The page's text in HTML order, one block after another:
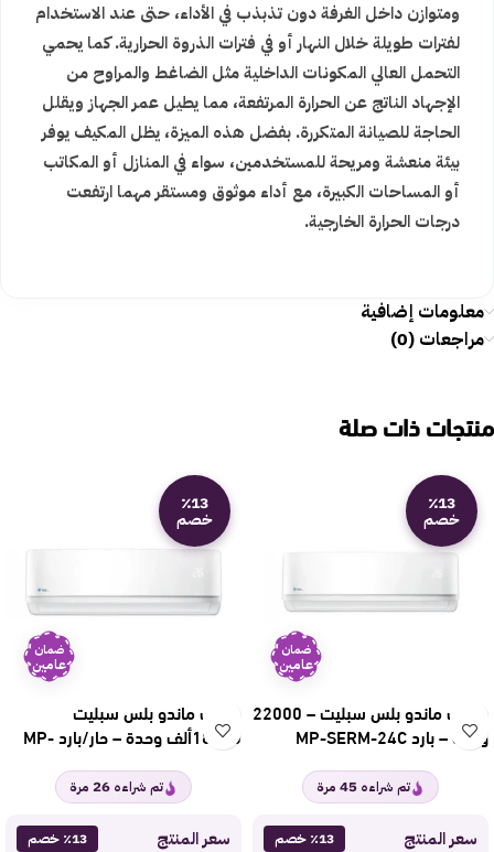
ومتوازن داخل الغرفة دون تذبذب في الأداء، حتى عند الاستخدام
لفترات طويلة خلال النهار أو في فترات الذروة الحرارية. كما يحمي
التحمل العالي المكونات الداخلية مثل الضاغط والمراوح من
الإجهاد الناتج عن الحرارة المرتفعة، مما يطيل عمر الجهاز ويقلل
الحاجة للصيانة المتكررة. بفضل هذه الميزة، يظل المكيف يوفر
بيئة منعشة ومريحة للمستخدمين، سواء في المنازل أو المكاتب
أو المساحات الكبيرة، مع أداء موثوق ومستقر مهما ارتفعت
درجات الحرارة الخارجية.
معلومات إضافية
مراجعات (0)
منتجات ذات صلة
٪13
خصم
ضمان
عامين
مكيف ماندو بلس سبليت – 22000
وحدة – بارد MP-SERM-24C
تم شراءه 45 مرة
سعر المنتج ٪13 خصم
٪13
خصم
ضمان
عامين
مكيف ماندو بلس سبليت
18200ألف وحدة – حار/بارد MP-
SERM-18H
تم شراءه 26 مرة
سعر المنتج ٪13 خصم